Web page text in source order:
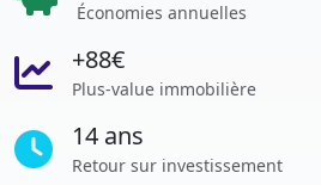
Économies annuelles
+88€
Plus-value immobilière
14 ans
Retour sur investissement